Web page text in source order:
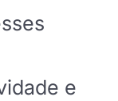
e